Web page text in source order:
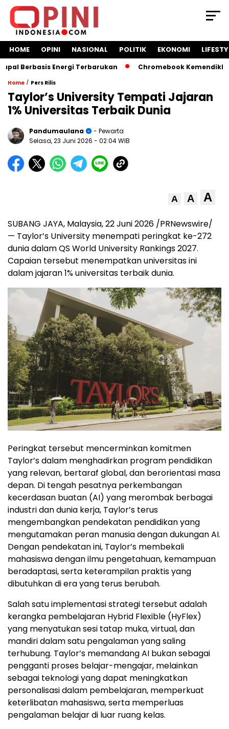
HOME OPINI NASIONAL POLITIK EKONOMI
Berbasis Energi Terbarukan Chromebook Kemendikbud
Home / Pers Rilis
Taylor’s University Tempati Jajaran
1% Universitas Terbaik Dunia
Pandumaulana
- Pewarta
Selasa, 23 Juni 2026 - 02:04 WIB
A A A
SUBANG JAYA, Malaysia, 22 Juni 2026 /PRNewswire/
— Taylor’s University menempati peringkat ke-272
dunia dalam QS World University Rankings 2027.
Capaian tersebut menempatkan universitas ini
dalam jajaran 1% universitas terbaik dunia.
Peringkat tersebut mencerminkan komitmen
Taylor’s dalam menghadirkan program pendidikan
yang relevan, bertaraf global, dan berorientasi masa
depan. Di tengah pesatnya perkembangan
kecerdasan buatan (AI) yang merombak berbagai
industri dan dunia kerja, Taylor’s terus
mengembangkan pendekatan pendidikan yang
mengutamakan peran manusia dengan dukungan AI.
Dengan pendekatan ini, Taylor’s membekali
mahasiswa dengan ilmu pengetahuan, kemampuan
beradaptasi, serta keterampilan praktis yang
dibutuhkan di era yang terus berubah.
Salah satu implementasi strategi tersebut adalah
kerangka pembelajaran Hybrid Flexible (HyFlex)
yang menyatukan sesi tatap muka, virtual, dan
mandiri dalam satu pengalaman yang saling
terhubung. Taylor’s memandang AI bukan sebagai
pengganti proses belajar-mengajar, melainkan
sebagai teknologi yang dapat meningkatkan
personalisasi dalam pembelajaran, memperkuat
keterlibatan mahasiswa, serta memperluas
pengalaman belajar di luar ruang kelas.